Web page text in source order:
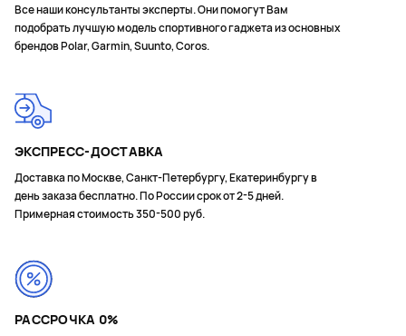
Все наши консультанты эксперты. Они помогут Вам
подобрать лучшую модель спортивного гаджета из основных
брендов Polar, Garmin, Suunto, Coros.
ЭКСПРЕСС-ДОСТАВКА
Доставка по Москве, Санкт-Петербургу, Екатеринбургу в
день заказа бесплатно. По России срок от 2-5 дней.
Примерная стоимость 350-500 руб.
РАССРОЧКА 0%